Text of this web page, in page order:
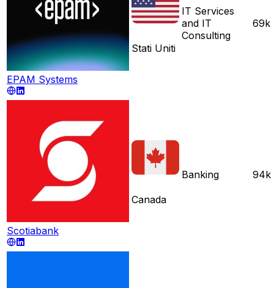
EPAM Systems
Stati Uniti
IT Services
and IT
Consulting
69k
Scotiabank
Canada
Banking 94k